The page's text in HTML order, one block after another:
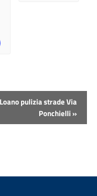
Loano pulizia strade Via
Ponchielli»